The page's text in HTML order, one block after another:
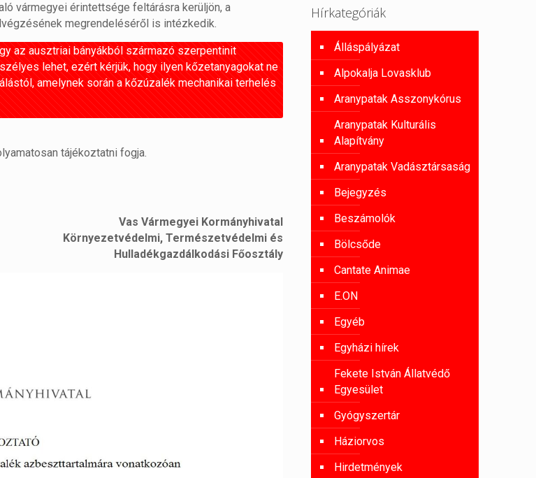
vármegyei érintettsége feltárásra kerüljön, a
megrendeléséről is intézkedik.
az ausztriai bányákból származó szerpentinit
lehet, ezért kérjük, hogy ilyen kőzetanyagokat ne
amelynek során a kőzúzalék mechanikai terhelés
tájékoztatni fogja.
Vas Vármegyei Kormányhivatal
Környezetvédelmi, Természetvédelmi és
Hulladékgazdálkodási Főosztály
Hírkategóriák
Álláspályázat
Alpokalja Lovasklub
Aranypatak Asszonykórus
Aranypatak Kulturális
Alapítvány
Aranypatak Vadásztársaság
Bejegyzés
Beszámolók
Bölcsőde
Cantate Animae
E.ON
Egyéb
Egyházi hírek
Fekete István Állatvédő
Egyesület
Gyógyszertár
Háziorvos
Hirdetmények